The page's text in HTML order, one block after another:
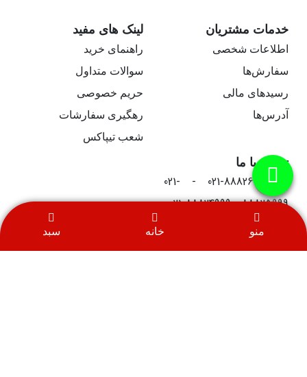
خدمات مشتریان
اطلاعات شخصی
سفارش‌ها
رسیدهای مالی
آدرس‌ها
لینک های مفید
راهنمای خرید
سوالات متداول
حریم خصوصی
رهگیری سفارشات
شعب تیپاکس
تماس با ما
021-88826999 - 021-
88825999 - 021-88824999
09122460520
منو خانه سبد